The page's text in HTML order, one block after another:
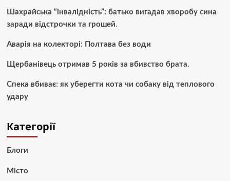
Шахрайська “інвалідність”: батько вигадав хворобу сина
заради відстрочки та грошей.
Аварія на колекторі: Полтава без води
Щербанівець отримав 5 років за вбивство брата.
Спека вбиває: як уберегти кота чи собаку від теплового
удару
Категорії
Блоги
Місто